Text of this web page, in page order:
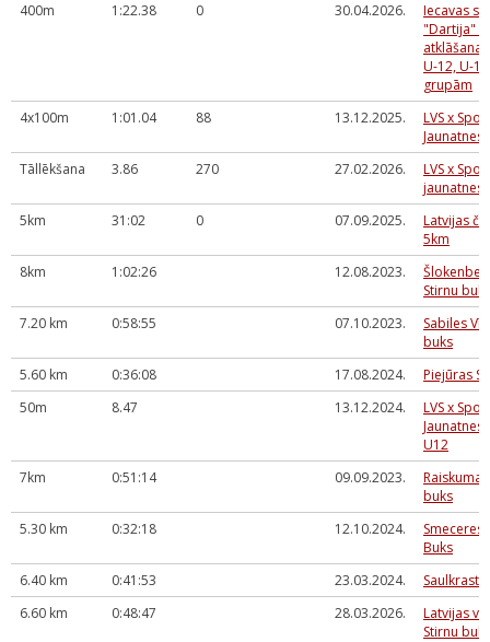
400m
1:22.38 0 30.04.2026.
Iecavas
"Dartija"
U-12, U-
grupām
4x100m
1:01.04 88 13.12.2025.
LVS x
Jaunatnes
Tāllēkšana
3.86 270 27.02.2026.
LVS x
jaunatnes
5km
31:02 0 07.09.2025.
Latvijas
5km
8km
1:02:26 12.08.2023.
Stirnu buks
7.20 km
0:58:55 07.10.2023.
Sabiles
buks
5.60 km
0:36:08 17.08.2024.
Piejūras
50m
8.47 13.12.2024.
LVS x
Jaunatnes
U12
7km
0:51:14 09.09.2023.
Raiskuma
buks
5.30 km
0:32:18 12.10.2024.
Smeceres
Buks
6.40 km
0:41:53 23.03.2024.
6.60 km
0:48:47 28.03.2026.
Latvijas
Stirnu buks